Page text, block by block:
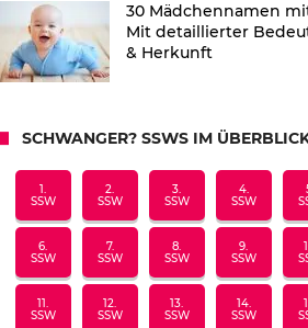
30 Mädchennamen
Mit detaillierter
& Herkunft
SCHWANGER? SSWS IM
1.
SSW
2.
SSW
3.
SSW
4.
SSW
6.
SSW
7.
SSW
8.
SSW
9.
SSW
11.
SSW
12.
SSW
13.
SSW
14.
SSW